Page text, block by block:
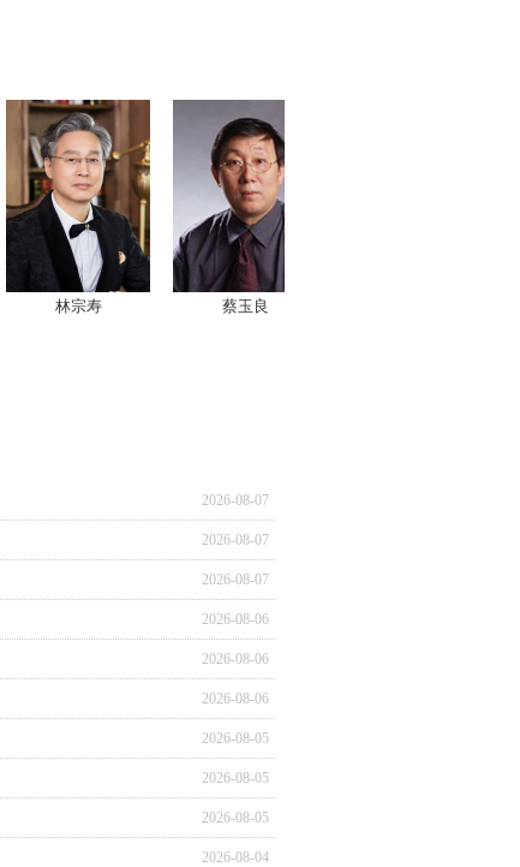
2026-08-07
2026-08-07
2026-08-07
2026-08-06
2026-08-06
2026-08-06
2026-08-05
2026-08-05
2026-08-05
2026-08-04